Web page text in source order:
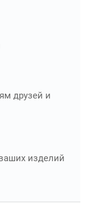
друзей и
изделий